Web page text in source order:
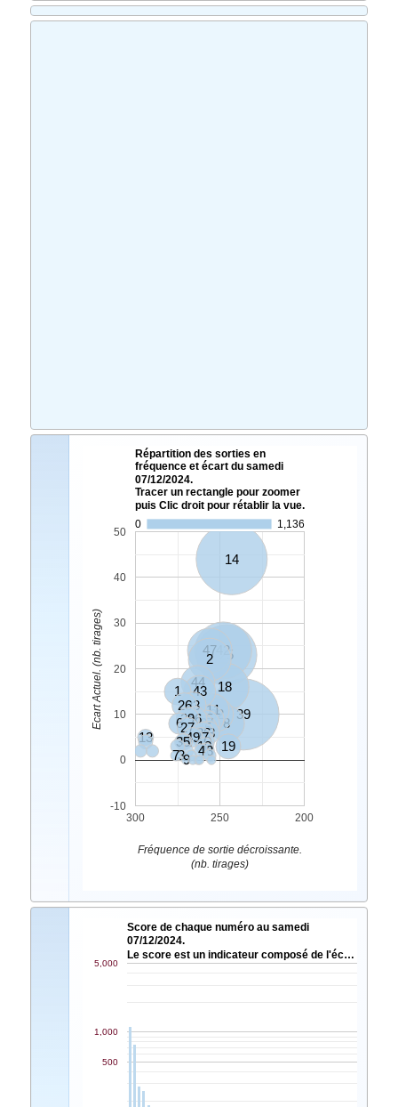
Répartition des sorties en
fréquence et écart du samedi
07/12/2024.
Tracer un rectangle pour zoomer
puis Clic droit pour rétablir la vue.
0
1,136
14
39
25
42
18
47
2
8
32
44
11
43
5
1
17
23
12
19
26
45
46
29
33
62736
20
37
49
10
13 31
35
48
4
3
79
300 250 200
-10
0
10
20
30
40
50
Fréquence de sortie décroissante.
(nb. tirages)
Ecart Actuel. (nb. tirages)
Score de chaque numéro au samedi
07/12/2024.
Le score est un indicateur composé de l'éc…
500
1,000
5,000